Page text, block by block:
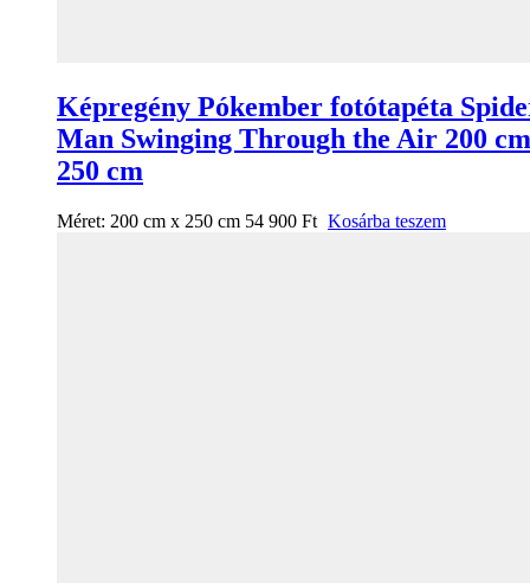
Képregény Pókember fotótapéta
Man Swinging Through the Air 200
250 cm
Méret: 200 cm x 250 cm 54 900 Ft Kosárba teszem